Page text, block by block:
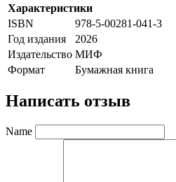
Характеристики
ISBN
978-5-00281-041-3
Год издания
2026
Издательство МИФ
Формат
Бумажная книга
Написать отзыв
Name